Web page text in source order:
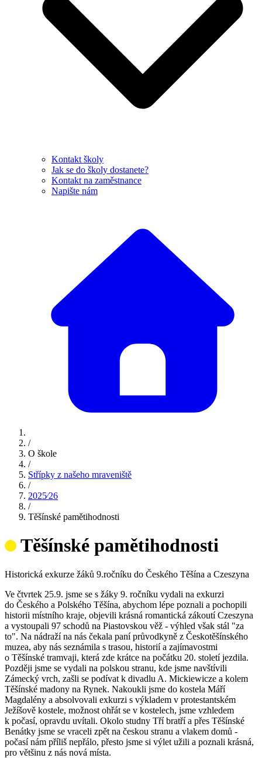
Kontakt školy
Jak se do školy dostanete?
Kontakt na zaměstnance
Napište nám
/
O škole
/
Střípky z našeho mraveniště
/
2025⁄26
/
Těšínské pamětihodnosti
Těšínské pamětihodnosti
Historická exkurze žáků 9.ročníku do Českého Těšína a Czeszyna
Ve čtvrtek 25.9. jsme se s žáky 9. ročníku vydali na exkurzi
do Českého a Polského Těšína, abychom lépe poznali a pochopili
historii místního kraje, objevili krásná romantická zákoutí Czeszyna
a vystoupali 97 schodů na Piastovskou věž - výhled však stál "za
to". Na nádraží na nás čekala paní průvodkyně z Českotěšínského
muzea, aby nás seznámila s trasou, historií a zajímavostmi
o Těšínské tramvaji, která zde krátce na počátku 20. století jezdila.
Později jsme se vydali na polskou stranu, kde jsme navštívili
Zámecký vrch, zašli se podívat k divadlu A. Mickiewicze a kolem
Těšínské madony na Rynek. Nakoukli jsme do kostela Máří
Magdalény a absolvovali exkurzi s výkladem v protestantském
Ježíšově kostele, možnost ohřát se v kostelech, jsme vzhledem
k počasí, opravdu uvítali. Okolo studny Tří bratří a přes Těšínské
Benátky jsme se vraceli zpět na českou stranu a vlakem domů -
počasí nám příliš nepřálo, přesto jsme si výlet užili a poznali krásná,
pro většinu z nás nová místa.